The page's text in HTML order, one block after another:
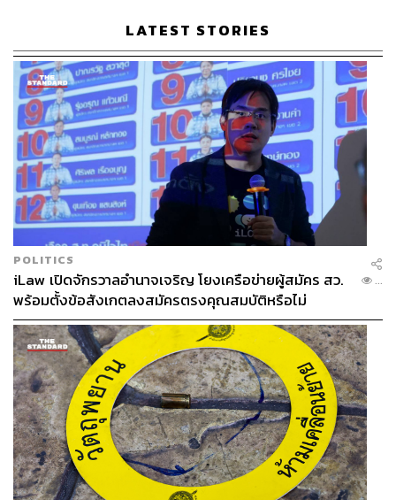
LATEST STORIES
POLITICS
iLaw เปิดจักรวาลอำนาจเจริญ โยงเครือข่ายผู้สมัคร สว.
พร้อมตั้งข้อสังเกตลงสมัครตรงคุณสมบัติหรือไม่
...